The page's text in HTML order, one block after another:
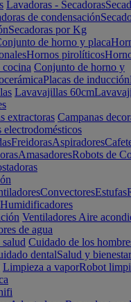
Lavadoras - Secadoras
de condensación
Secadoras por Kg
de horno y placa
Hornos pirolíticos
cocina Conjunto de horno y
Placas de inducción
Lavavajillas 60cm
extractoras Campanas
electrodomésticos
FreidorasAspiradores
AmasadoresRobots de
ConvectoresEstufas
Humidificadores
Ventiladores Aire
de agua
Cuidado de los
dentalSalud y bienestar
Limpieza a vaporRobot